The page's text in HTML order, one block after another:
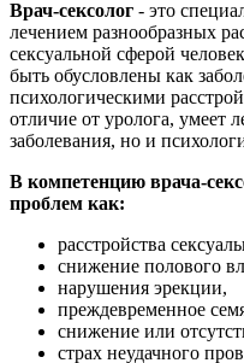
Врач-сексолог - это
лечением разнообразных
сексуальной сферой
быть обусловлены как
психологическими
отличие от уролога, умеет
заболевания, но и
В компетенцию врача-
проблем как:
расстройства
снижение полового
нарушения эрекции,
преждевременное
снижение или
страх неудачного